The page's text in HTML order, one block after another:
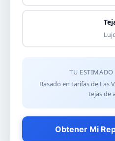
TU ESTIMADO
Basado en tarifas de Las
tejas de
Obtener Mi